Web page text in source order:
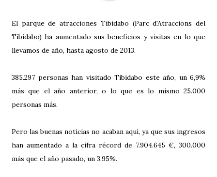
El parque de atracciones Tibidabo (Parc d'Atraccions del
Tibidabo) ha aumentado sus beneficios y visitas en lo que
llevamos de año, hasta agosto de 2013.
385.297 personas han visitado Tibidabo este año, un 6,9%
más que el año anterior, o lo que es lo mismo 25.000
personas más.
Pero las buenas noticias no acaban aquí, ya que sus ingresos
han aumentado a la cifra récord de 7.904.645 €, 300.000
más que el año pasado, un 3,95%.